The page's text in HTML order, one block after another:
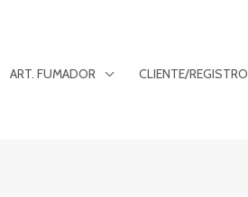
ART. FUMADOR CLIENTE/REGISTRO